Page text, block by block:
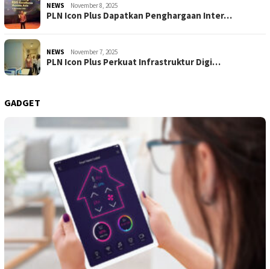
NEWS November 8, 2025
PLN Icon Plus Dapatkan Penghargaan Inter…
NEWS November 7, 2025
PLN Icon Plus Perkuat Infrastruktur Digi…
GADGET